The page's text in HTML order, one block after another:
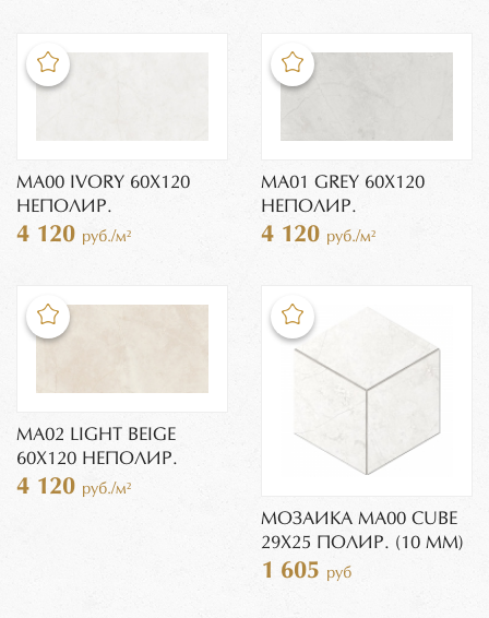
MA00 IVORY 60X120
НЕПОЛИР.
4 120 руб./м²
MA01 GREY 60X120
НЕПОЛИР.
4 120 руб./м²
MA02 LIGHT BEIGE
60X120 НЕПОЛИР.
4 120 руб./м²
МОЗАИКА MA00 CUBE
29X25 ПОЛИР. (10 ММ)
1 605 руб